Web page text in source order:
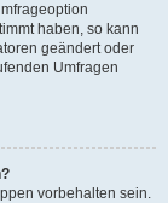
haben, so kann
geändert oder
Umfragen
vorbehalten sein.